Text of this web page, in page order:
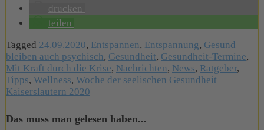
drucken
teilen
Tagged 24.09.2020, Entspannen, Entspannung, Gesund
bleiben auch psychisch, Gesundheit, Gesundheit-Termine,
Mit Kraft durch die Krise, Nachrichten, News, Ratgeber,
Tipps, Wellness, Woche der seelischen Gesundheit
Kaiserslautern 2020
Das muss man gelesen haben...